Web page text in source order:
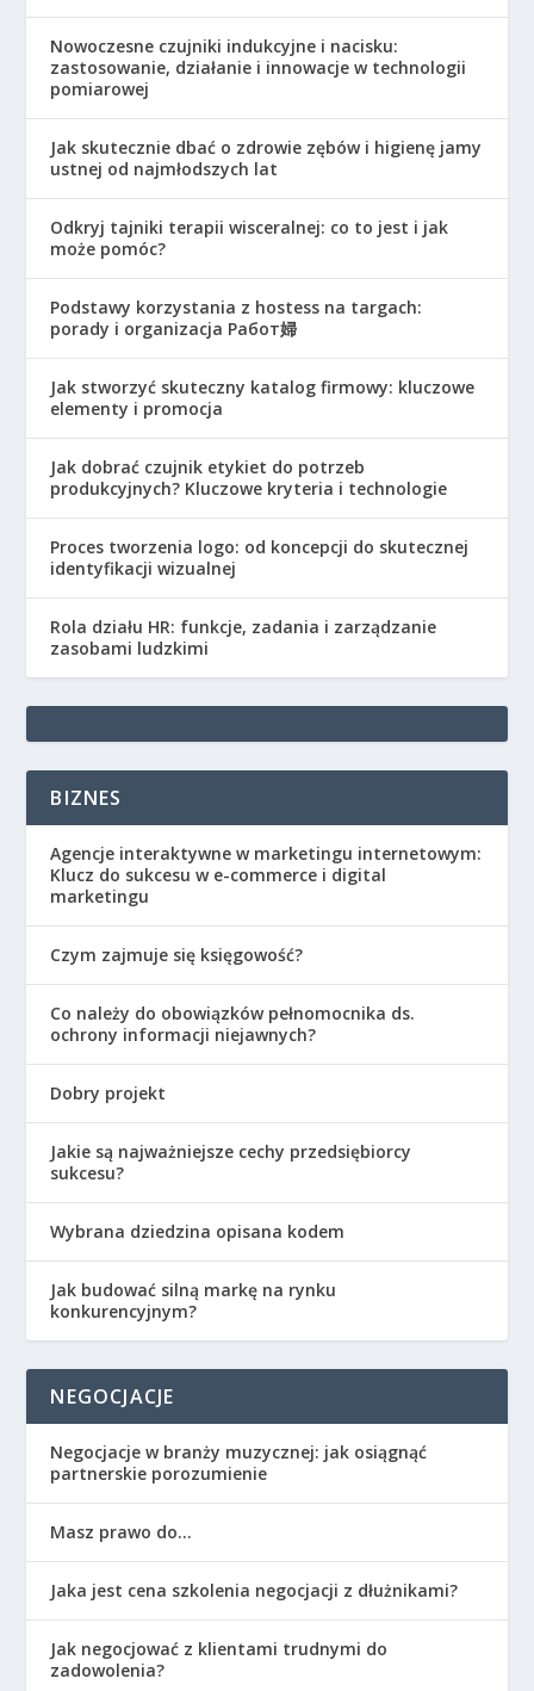
Nowoczesne czujniki indukcyjne i nacisku:
zastosowanie, działanie i innowacje w technologii
pomiarowej
Jak skutecznie dbać o zdrowie zębów i higienę jamy
ustnej od najmłodszych lat
Odkryj tajniki terapii wisceralnej: co to jest i jak
może pomóc?
Podstawy korzystania z hostess na targach:
porady i organizacja Работ婦
Jak stworzyć skuteczny katalog firmowy: kluczowe
elementy i promocja
Jak dobrać czujnik etykiet do potrzeb
produkcyjnych? Kluczowe kryteria i technologie
Proces tworzenia logo: od koncepcji do skutecznej
identyfikacji wizualnej
Rola działu HR: funkcje, zadania i zarządzanie
zasobami ludzkimi
BIZNES
Agencje interaktywne w marketingu internetowym:
Klucz do sukcesu w e-commerce i digital
marketingu
Czym zajmuje się księgowość?
Co należy do obowiązków pełnomocnika ds.
ochrony informacji niejawnych?
Dobry projekt
Jakie są najważniejsze cechy przedsiębiorcy
sukcesu?
Wybrana dziedzina opisana kodem
Jak budować silną markę na rynku
konkurencyjnym?
NEGOCJACJE
Negocjacje w branży muzycznej: jak osiągnąć
partnerskie porozumienie
Masz prawo do…
Jaka jest cena szkolenia negocjacji z dłużnikami?
Jak negocjować z klientami trudnymi do
zadowolenia?